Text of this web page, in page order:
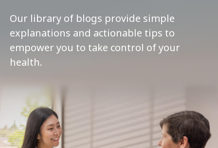
Our library of blogs provide simple
explanations and actionable tips to
empower you to take control of your
health.